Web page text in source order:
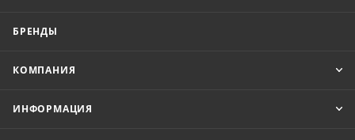
БРЕНДЫ
КОМПАНИЯ
ИНФОРМАЦИЯ